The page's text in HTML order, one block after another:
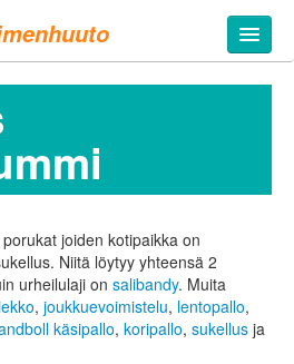
joiden kotipaikka on
Niitä löytyy yhteensä 2
urheilulaji on salibandy. Muita
, joukkuevoimistelu, lentopallo,
käsipallo, koripallo, sukellus ja